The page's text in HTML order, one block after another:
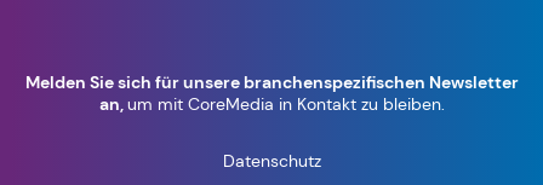
Melden Sie sich für unsere branchenspezifischen Newsletter
an,um mit CoreMedia in Kontakt zu bleiben.
Datenschutz